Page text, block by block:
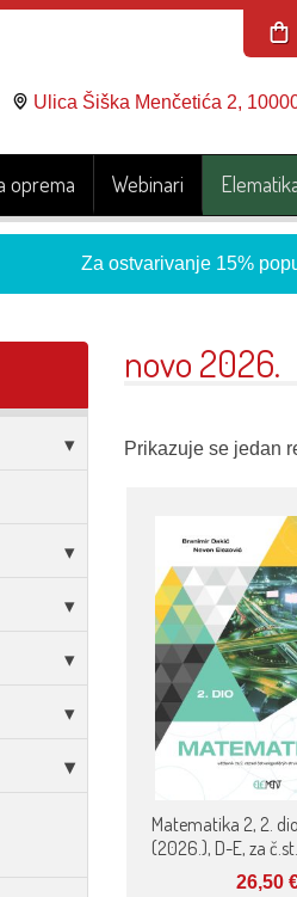
Ulica Šiška Menčetića 2,
oprema Webinari
Za ostvarivanje 15%
novo 2026.
Prikazuje se jedan
Matematika 2, 2.
(2026.), D-E, za
26,50